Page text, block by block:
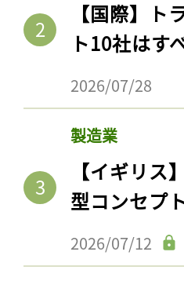
【国際】
ト10社はす
2026/07/28
製造業
【イギリ
型コンセプ
2026/07/12